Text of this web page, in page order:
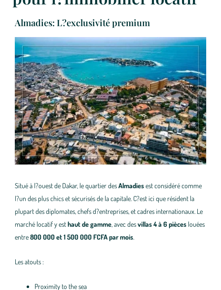
Almadies: L?exclusivité premium
Situé à l?ouest de Dakar, le quartier desAlmadiesest considéré comme
l?un des plus chics et sécurisés de la capitale. C?est ici que résident la
plupart des diplomates, chefs d?entreprises, et cadres internationaux. Le
marché locatif y esthaut de gamme , avec desvillas 4 à 6 pièces louées
entre800 000 et 1 500 000 FCFA par mois
Les atouts :
Proximity to the sea